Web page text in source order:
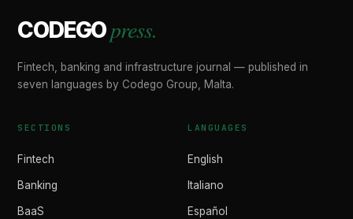
CODEGOpress.
Fintech, banking and infrastructure journal — published in
seven languages by Codego Group, Malta.
SECTIONS
Fintech
Banking
BaaS
LANGUAGES
English
Italiano
Español